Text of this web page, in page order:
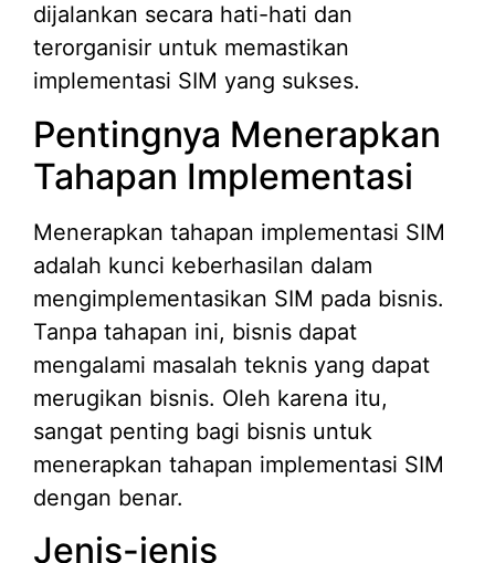
dijalankan secara hati-hati dan
terorganisir untuk memastikan
implementasi SIM yang sukses.
Pentingnya Menerapkan
Tahapan Implementasi
Menerapkan tahapan implementasi SIM
adalah kunci keberhasilan dalam
mengimplementasikan SIM pada bisnis.
Tanpa tahapan ini, bisnis dapat
mengalami masalah teknis yang dapat
merugikan bisnis. Oleh karena itu,
sangat penting bagi bisnis untuk
menerapkan tahapan implementasi SIM
dengan benar.
Jenis-jenis